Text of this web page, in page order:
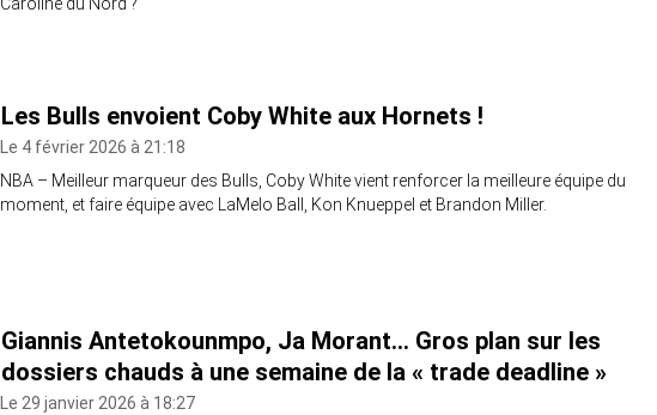
Les Bulls envoient Coby White aux Hornets !
Le 4 février 2026 à 21:18
NBA – Meilleur marqueur des Bulls, Coby White vient renforcer la meilleure équipe du
moment, et faire équipe avec LaMelo Ball, Kon Knueppel et Brandon Miller.
Giannis Antetokounmpo, Ja Morant… Gros plan sur les
dossiers chauds à une semaine de la « trade deadline »
Le 29 janvier 2026 à 18:27